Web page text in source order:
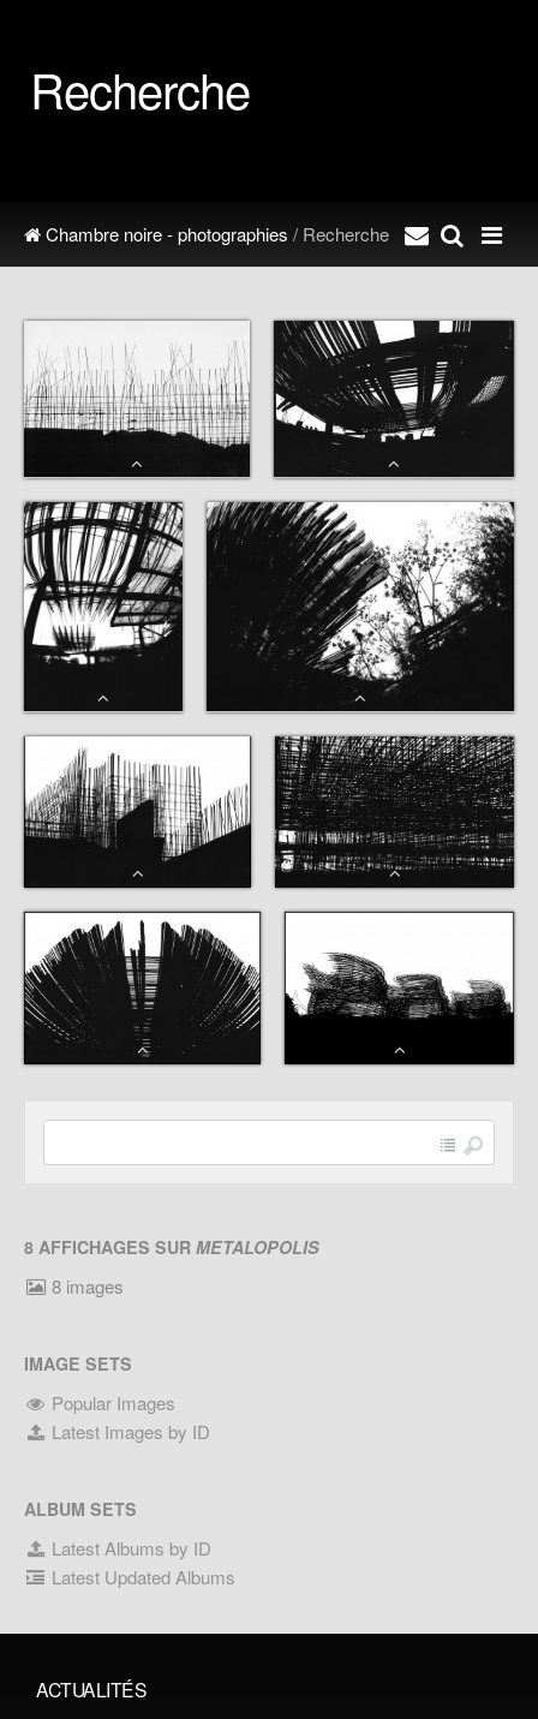
Recherche
Chambre noire - photographies / Recherche
8 AFFICHAGES SUR METALOPOLIS
8 images
IMAGE SETS
Popular Images
Latest Images by ID
ALBUM SETS
Latest Albums by ID
Latest Updated Albums
ACTUALITÉS